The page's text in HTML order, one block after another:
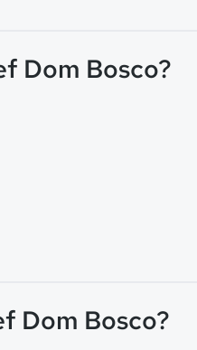
Dom Bosco?
Dom Bosco?